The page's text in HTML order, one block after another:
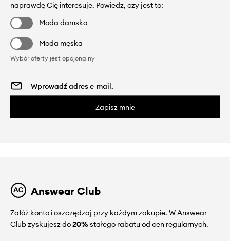
naprawdę Cię interesuje. Powiedz, czy jest to:
Moda damska
Moda męska
Wybór oferty jest opcjonalny
Zapisz mnie
Answear Club
Załóż konto i oszczędzaj przy każdym zakupie. W Answear
Club zyskujesz do20%stałego rabatu od cen regularnych.